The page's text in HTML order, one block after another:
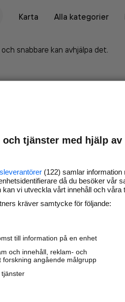
Karta
Alla kategorier
snabbare kan avhjälpa det.
Marknadsför företaget på
nya kunder och
samarbetspartners nära dig.
Läs mer här
tjänster med hjälp av
(122) samlar information
då du besöker vår
kan vi utveckla vårt innehåll och våra
kräver samtycke för följande:
till information på en enhet
och innehåll, reklam- och
forskning angående målgrupp